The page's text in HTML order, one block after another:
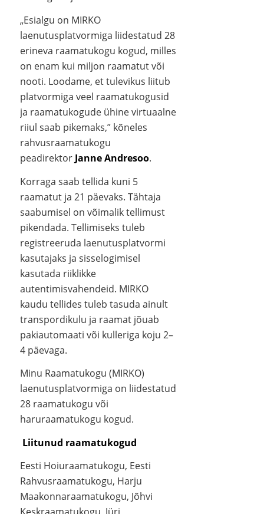
„Esialgu on MIRKO
laenutusplatvormiga liidestatud 28
erineva raamatukogu kogud, milles
on enam kui miljon raamatut või
nooti. Loodame, et tulevikus liitub
platvormiga veel raamatukogusid
ja raamatukogude ühine virtuaalne
riiul saab pikemaks,” kõneles
rahvusraamatukogu
peadirektor Janne Andresoo.
Korraga saab tellida kuni 5
raamatut ja 21 päevaks. Tähtaja
saabumisel on võimalik tellimust
pikendada. Tellimiseks tuleb
registreeruda laenutusplatvormi
kasutajaks ja sisselogimisel
kasutada riiklikke
autentimisvahendeid. MIRKO
kaudu tellides tuleb tasuda ainult
transpordikulu ja raamat jõuab
pakiautomaati või kulleriga koju 2–
4 päevaga.
Minu Raamatukogu (MIRKO)
laenutusplatvormiga on liidestatud
28 raamatukogu või
haruraamatukogu kogud.
Liitunud raamatukogud
Eesti Hoiuraamatukogu, Eesti
Rahvusraamatukogu, Harju
Maakonnaraamatukogu, Jõhvi